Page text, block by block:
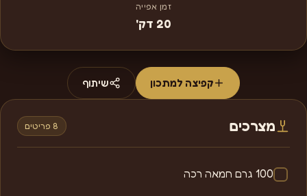
זמן אפייה
20 דק'
קפיצה למתכון שיתוף
מצרכים 8 פריטים
100 גרם חמאה רכה